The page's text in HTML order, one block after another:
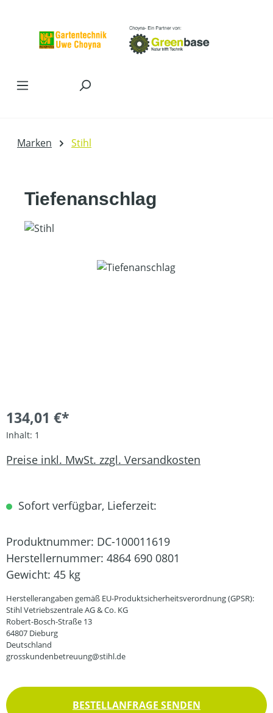
Marken Stihl
Tiefenanschlag
Bildergalerie überspringen
134,01 €*
Inhalt: 1
Preise inkl. MwSt. zzgl. Versandkosten
Sofort verfügbar, Lieferzeit:
Produktnummer: DC-100011619
Herstellernummer: 4864 690 0801
Gewicht: 45 kg
Herstellerangaben gemäß EU-Produktsicherheitsverordnung (GPSR):
Stihl Vetriebszentrale AG & Co. KG
Robert-Bosch-Straße 13
64807 Dieburg
Deutschland
grosskundenbetreuung@stihl.de
BESTELLANFRAGE SENDEN